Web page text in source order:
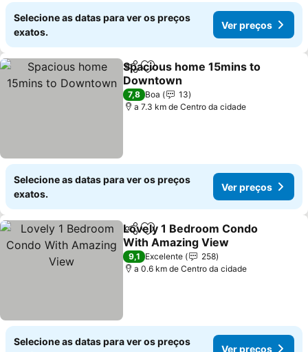
Selecione as datas para ver os preços
exatos.
Ver preços
PartilharAdicionar aos favoritos
Spacious home 15mins to
Downtown
Ver preços
7,8 Boa
13
a 7.3 km de Centro da cidade
Selecione as datas para ver os preços
exatos.
Ver preços
PartilharAdicionar aos favoritos
Lovely 1 Bedroom Condo
With Amazing View
Ver preços
9,1 Excelente
258
a 0.6 km de Centro da cidade
Selecione as datas para ver os preços
Ver preços